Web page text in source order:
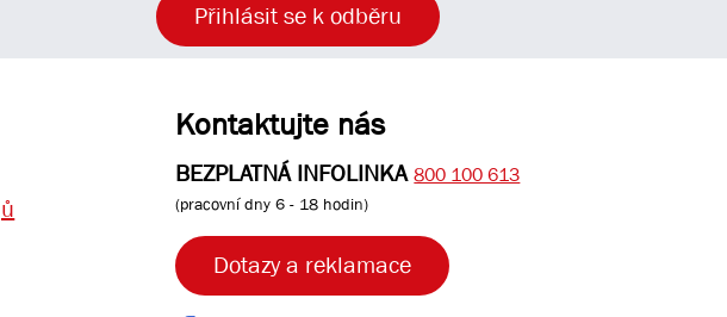
Přihlásit se k odběru
Kontaktujte nás
BEZPLATNÁ INFOLINKA 800 100 613
(pracovní dny 6 - 18 hodin)
Dotazy a reklamace